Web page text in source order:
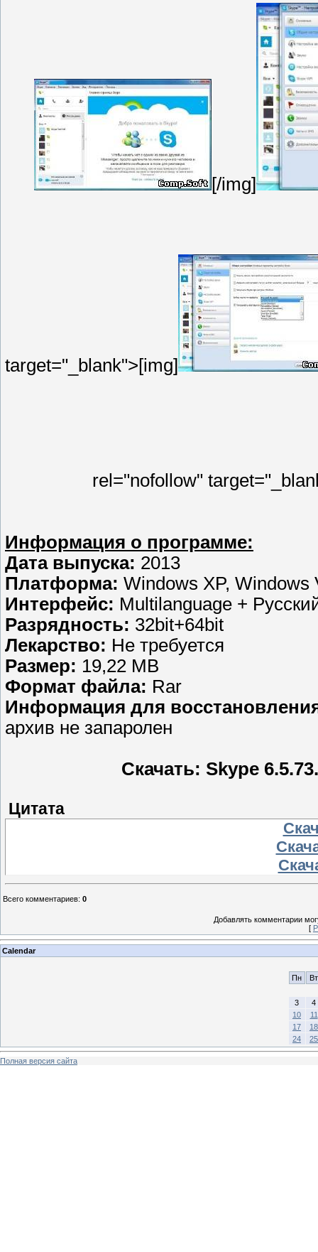
[/img]
target="_blank">[img]
rel="nofollow"
Информация о программе:
Дата выпуска: 2013
Платформа: Windows XP, Windows
Интерфейс: Multilanguage +
Разрядность: 32bit+64bit
Лекарство: Не требуется
Размер: 19,22 MB
Формат файла: Rar
Информация для
архив не запаролен
Скачать: Skype
Цитата
Всего комментариев: 0
Добавлять комментарии
[
Calendar
Пн Вт
3
4
10
11
17
18
24
25
Полная версия сайта